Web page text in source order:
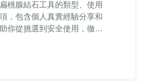
桃腺結石工具的類型、使用
，包含個人真實經驗分享和
你從挑選到安全使用，徹底
腔保健更輕鬆。